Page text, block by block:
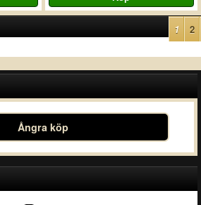
1 2
Ångra köp